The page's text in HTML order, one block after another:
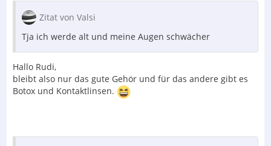
Zitat von Valsi
Tja ich werde alt und meine Augen schwächer
Hallo Rudi,
bleibt also nur das gute Gehör und für das andere gibt es
Botox und Kontaktlinsen.